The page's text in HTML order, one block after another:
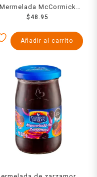
Mermelada McCormick
zarzamora 450 g
$48.95
Añadir al carrito